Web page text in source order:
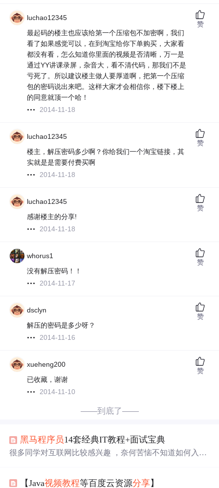
luchao12345
最起码的楼主也应该给第一个压缩包不加密啊，我们
看了如果感觉可以，在到淘宝给你下单购买，大家看
都没有看，怎么知道你里面的视频是否清晰，万一是
通过YY讲课录屏，杂音大，看不清代码，那我们不是
亏死了。所以建议楼主做人要厚道啊，把第一个压缩
包的密码说出来吧。这样大家才会相信你，楼下楼上
的同意就顶一个哈！
2014-11-18
赞
luchao12345
楼主，解压密码多少啊？你给我们一个淘宝链接，其
实就是是需要付费买啊
2014-11-18
赞
luchao12345
感谢楼主的分享!
2014-11-18
赞
whorus1
没有解压密码！！
2014-11-17
赞
dsclyn
解压的密码是多少呀？
2014-11-16
赞
xueheng200
已收藏，谢谢
2014-11-10
赞
——到底了——
黑马程序员14套经典IT教程+面试宝典
很多同学对互联网比较感兴趣 ，奈何苦恼不知道如何入
软件测试、UI设计、新媒体短视频等。
【Java视频教程等百度云资源分享】